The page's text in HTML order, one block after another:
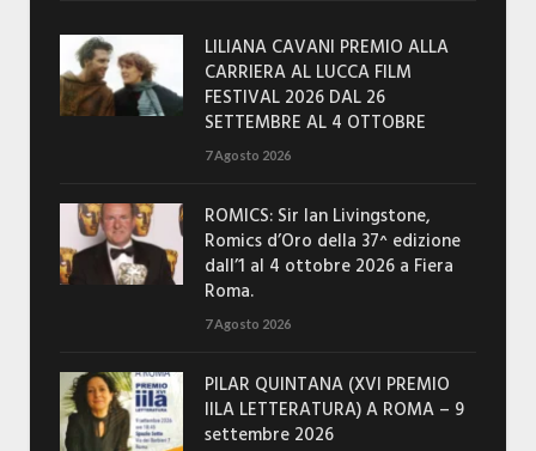
LILIANA CAVANI PREMIO ALLA
CARRIERA AL LUCCA FILM
FESTIVAL 2026 DAL 26
SETTEMBRE AL 4 OTTOBRE
7 Agosto 2026
ROMICS: Sir Ian Livingstone,
Romics d’Oro della 37^ edizione
dall’1 al 4 ottobre 2026 a Fiera
Roma.
7 Agosto 2026
PILAR QUINTANA (XVI PREMIO
IILA LETTERATURA) A ROMA – 9
settembre 2026